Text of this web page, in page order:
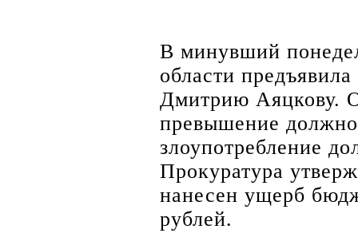
В минувший
области
Дмитрию Аяцкову.
превышение
злоупотребление
Прокуратура
нанесен ущерб
рублей.